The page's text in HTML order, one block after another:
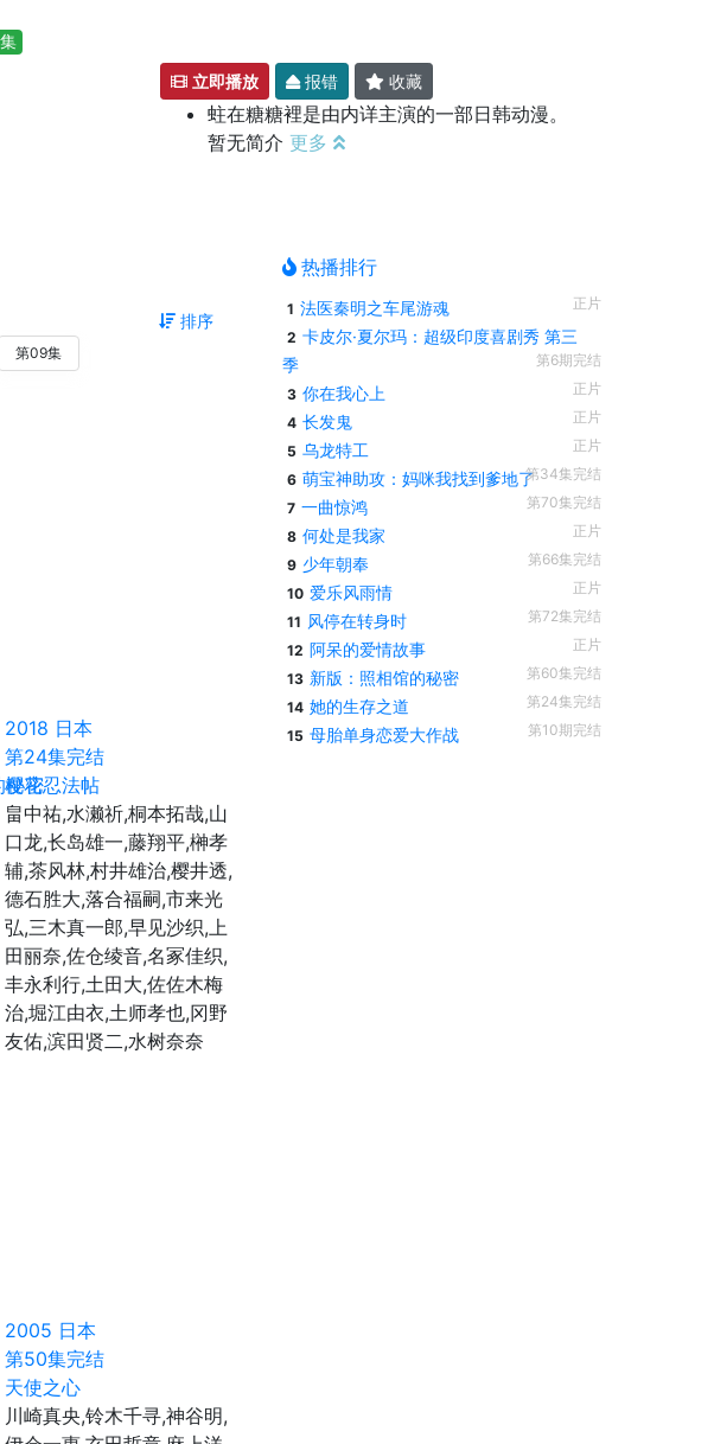
立即播放 报错 收藏
蛀在糖糖裡是由内详主演的一部日韩动漫。
暂无简介 更多
排序
第09集
秘密
2018 日本
第24集完结
樱花忍法帖
畠中祐,水濑祈,桐本拓哉,山
口龙,长岛雄一,藤翔平,榊孝
辅,茶风林,村井雄治,樱井透,
德石胜大,落合福嗣,市来光
弘,三木真一郎,早见沙织,上
田丽奈,佐仓绫音,名冢佳织,
丰永利行,土田大,佐佐木梅
治,堀江由衣,土师孝也,冈野
友佑,滨田贤二,水树奈奈
2005 日本
第50集完结
天使之心
川崎真央,铃木千寻,神谷明,
热播排行
1 法医秦明之车尾游魂
正片
2 卡皮尔·夏尔玛：超级印度喜剧秀 第三
季
第6期完结
3 你在我心上
正片
4 长发鬼
正片
5 乌龙特工
正片
6 萌宝神助攻：妈咪我找到爹地了第34集完结
7 一曲惊鸿
第70集完结
8 何处是我家
正片
9 少年朝奉
第66集完结
10 爱乐风雨情
正片
11 风停在转身时
第72集完结
12 阿呆的爱情故事
正片
13 新版：照相馆的秘密
第60集完结
14 她的生存之道
第24集完结
15 母胎单身恋爱大作战 第10期完结